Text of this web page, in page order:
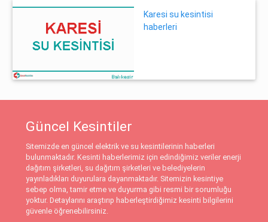
Karesi su kesintisi
haberleri
Güncel Kesintiler
Sitemizde en güncel elektrik ve su kesintilerinin haberleri
bulunmaktadır. Kesinti haberlerimiz için edindiğimiz veriler enerji
dağıtım şirketleri, su dağıtım şirketleri ve belediyelerin
yayınladıkları duyurulara dayanmaktadır. Sitemizin kesintiye
sebep olma, tamir etme ve duyurma gibi resmi bir sorumluğu
yoktur. Detaylarını araştırıp haberleştirdiğimiz kesinti bilgilerini
güvenle öğrenebilirsiniz.